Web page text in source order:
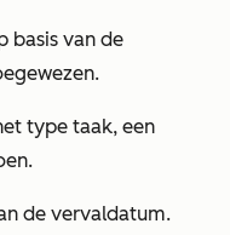
basis van de
type taak, een
.
de vervaldatum.